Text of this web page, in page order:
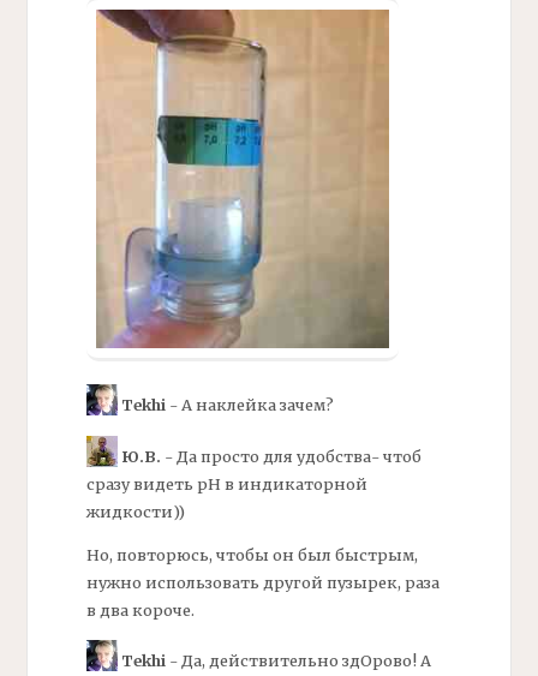
Tekhi- А наклейка зачем?
Ю.В. - Да просто для удобства- чтоб
сразу видеть рН в индикаторной
жидкости))
Но, повторюсь, чтобы он был быстрым,
нужно использовать другой пузырек, раза
в два короче.
Tekhi - Да, действительно здОрово! А